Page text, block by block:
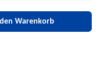
Wert
den Warenkorb